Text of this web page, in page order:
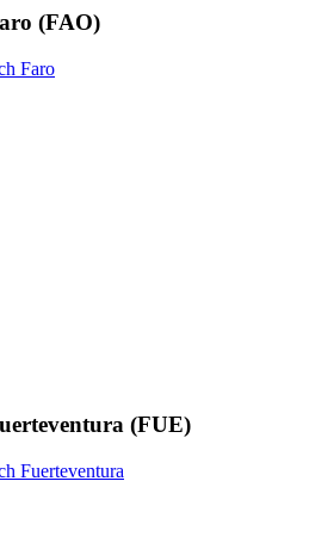
(FAO)
Faro
(FUE)
Fuerteventura